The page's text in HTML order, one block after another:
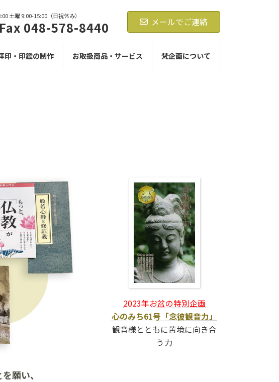
土曜 9:00-15:00（日祝休み）
048-578-8440 メールでご連絡
印・印鑑の制作 お取扱商品・サービス 梵企画について
願い、
2023年お盆の特別企画
心のみち61号「念彼観音力」
観音様とともに苦境に向き合
う力